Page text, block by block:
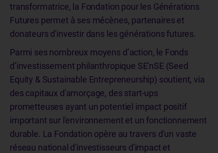
transformatrice, la Fondation pour les Générations
Futures permet à ses mécènes, partenaires et
donateurs d'investir dans les générations futures.
Parmi ses nombreux moyens d’action, le Fonds
d’investissement philanthropique SE'nSE (Seed
Equity & Sustainable Entrepreneurship) soutient, via
des capitaux d'amorçage, des start-ups
prometteuses ayant un potentiel impact positif
important sur l'environnement et un fonctionnement
durable. La Fondation opère au travers d'un vaste
réseau national d'investisseurs d'impact et